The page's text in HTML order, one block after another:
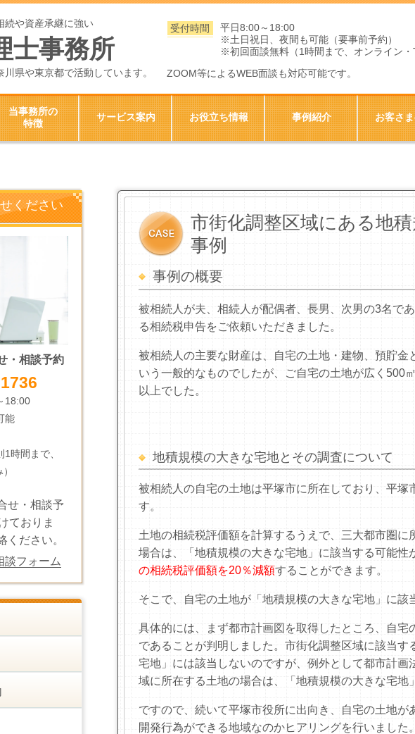
続や資産承継に強い
士事務所
県や東京都で活動しています。
受付時間
平日8:00～18:00
※土日祝日、夜間も可能（要事前予約）
※初回面談無料（1時間まで、オンライン・
ZOOM等によるWEB面談も対応可能です。
当事務所の
特徴
サービス案内 お役立ち情報 事例紹介 お客さ
市街化調整区域にある地
事例
事例の概要
被相続人が夫、相続人が配偶者、長男、次男の3名であ
る相続税申告をご依頼いただきました。
被相続人の主要な財産は、自宅の土地・建物、預貯金
いう一般的なものでしたが、ご自宅の土地が広く 500㎡
以上でした。
地積規模の大きな宅地とその調査について
被相続人の自宅の土地は平塚市に所在しており、平塚
す。
土地の相続税評価額を計算するうえで、三大都市圏に
場合は、「地積規模の大きな宅地」に該当する可能性
の相続税評価額を20％減額することができます。
そこで、自宅の土地が「地積規模の大きな宅地」に該
具体的には、まず都市計画図を取得したところ、自
であることが判明しました。市街化調整区域に該当
宅地」には該当しないのですが、例外として都市計
域に所在する土地の場合は、「地積規模の大きな宅地
ですので、続いて平塚市役所に出向き、自宅の土地
開発行為ができる地域なのかヒアリングを行いました。
ください
・相談予約
18:00
能
時間まで、
せ・相談予
ておりま
ください。
談フォーム